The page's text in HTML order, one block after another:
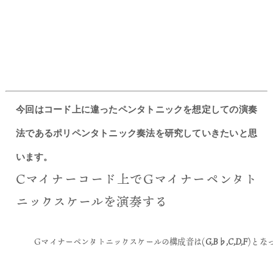
今回はコード上に違ったペンタトニックを想定しての演奏
法であるポリペンタトニック奏法を研究していきたいと思
います。
Cマイナーコード上でGマイナーペンタト
ニックスケールを演奏する
Gマイナーペンタトニックスケールの構成音は(G,B♭,C,D,F)とな